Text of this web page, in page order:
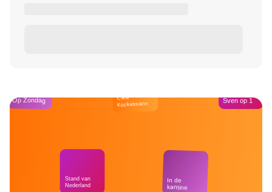
Op Zondag
Stand van
Nederland
Café
Kockelmann
In de
kantine
Sven op 1